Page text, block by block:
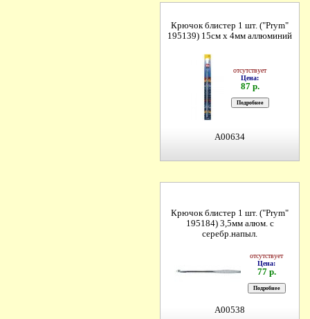
Крючок блистер 1 шт. ("Prym"
195139) 15см х 4мм аллюминий
отсутствует
Цена:
87 р.
A00634
Крючок блистер 1 шт. ("Prym"
195184) 3,5мм алюм. с
серебр.напыл.
отсутствует
Цена:
77 р.
A00538